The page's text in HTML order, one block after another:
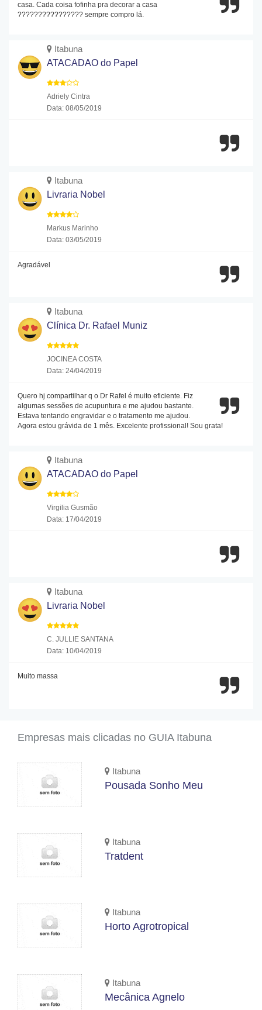
casa. Cada coisa fofinha pra decorar a casa
???????????????? sempre compro lá.
Itabuna
ATACADAO do Papel
Adriely Cintra
Data: 08/05/2019
Itabuna
Livraria Nobel
Markus Marinho
Data: 03/05/2019
Agradável
Itabuna
Clínica Dr. Rafael Muniz
JOCINEA COSTA
Data: 24/04/2019
Quero hj compartilhar q o Dr Rafel é muito eficiente. Fiz
algumas sessões de acupuntura e me ajudou bastante.
Estava tentando engravidar e o tratamento me ajudou.
Agora estou grávida de 1 mês. Excelente profissional! Sou grata!
Itabuna
ATACADAO do Papel
Virgilia Gusmão
Data: 17/04/2019
Itabuna
Livraria Nobel
C. JULLIE SANTANA
Data: 10/04/2019
Muito massa
Empresas mais clicadas no GUIA Itabuna
Itabuna
Pousada Sonho Meu
Itabuna
Tratdent
Itabuna
Horto Agrotropical
Itabuna
Mecânica Agnelo